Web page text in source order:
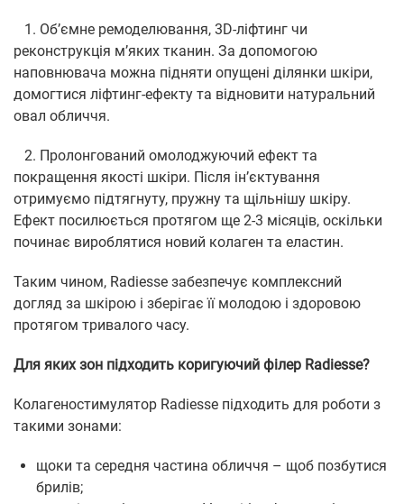
1. Об’ємне ремоделювання, 3D-ліфтинг чи
реконструкція м’яких тканин. За допомогою
наповнювача можна підняти опущені ділянки шкіри,
домогтися ліфтинг-ефекту та відновити натуральний
овал обличчя.
2. Пролонгований омолоджуючий ефект та
покращення якості шкіри. Після ін’єктування
отримуємо підтягнуту, пружну та щільнішу шкіру.
Ефект посилюється протягом ще 2-3 місяців, оскільки
починає вироблятися новий колаген та еластин.
Таким чином, Radiesse забезпечує комплексний
догляд за шкірою і зберігає її молодою і здоровою
протягом тривалого часу.
Для яких зон підходить коригуючий філер Radiesse?
Колагеностимулятор Radiesse підходить для роботи з
такими зонами:
щоки та середня частина обличчя – щоб позбутися
брилів;